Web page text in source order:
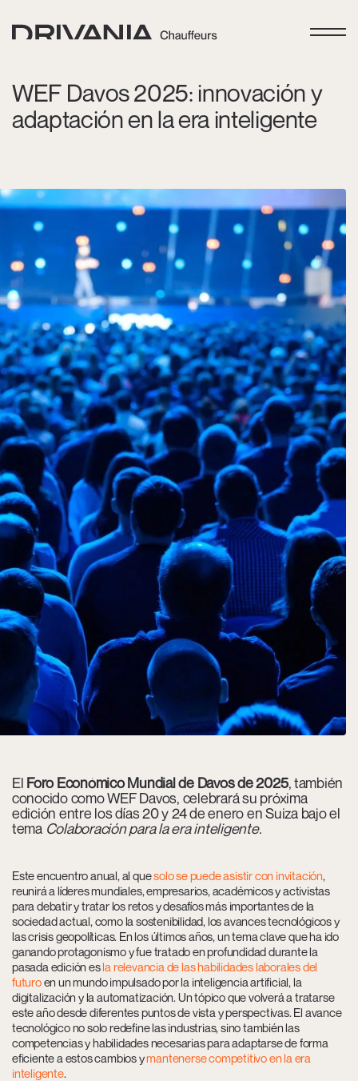
WEF Davos 2025: innovación y
adaptación en la era inteligente
El Foro Económico Mundial de Davos de 2025, también
conocido como WEF Davos, celebrará su próxima
edición entre los días 20 y 24 de enero en Suiza bajo el
tema Colaboración para la era inteligente.
Este encuentro anual, al quesolo se puede asistir con invitación,
reunirá a líderes mundiales, empresarios, académicos y activistas
para debatir y tratar losretos y desafíos más importantes de la
sociedad actual, como la sostenibilidad, los avances tecnológicos y
las crisis geopolíticas. En los últimos años, un tema clave que ha ido
ganando protagonismo y fue tratado en profundidad durante la
pasada edición esla relevancia de las habilidades laborales del
futuroen un mundo impulsado por la inteligencia artificial, la
digitalización y la automatización. Un tópico que volverá a tratarse
este año desde diferentes puntos de vista y perspectivas. El avance
tecnológico no solo redefine las industrias, sino también las
competencias y habilidades necesarias para adaptarse de forma
eficiente a estos cambios ymantenerse competitivo en la era
inteligente.